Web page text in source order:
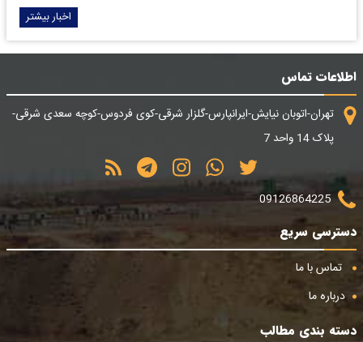
اخبار بیشتر
اطلاعات تماس
تهران-اتوبان نیایش-ایرانپارس-گلزار شرقی-کوی فردوس-کوچه سعدی شرقی-
پلاک 14 واحد 7
09126864225
دسترسی سریع
تماس با ما
درباره ما
دسته بندی مطالب